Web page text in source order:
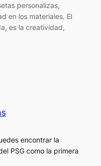
personalizas,
en los materiales. El
es la creatividad,
encontrar la
PSG como la primera